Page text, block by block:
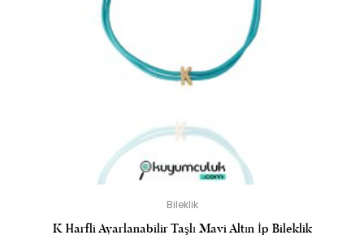
Bileklik
K Harfli Ayarlanabilir Taşlı Mavi Altın İp Bileklik